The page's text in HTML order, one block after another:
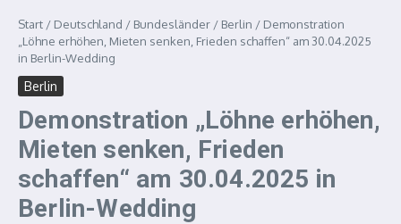
Start / Deutschland / Bundesländer / Berlin / Demonstration
„Löhne erhöhen, Mieten senken, Frieden schaffen“ am 30.04.2025
in Berlin-Wedding
Berlin
Demonstration „Löhne erhöhen,
Mieten senken, Frieden
schaffen“ am 30.04.2025 in
Berlin-Wedding